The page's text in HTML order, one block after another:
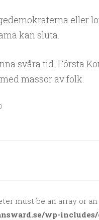
eller
kan sluta.
svåra tid. Första
massor av folk.
must be an array or
wp-